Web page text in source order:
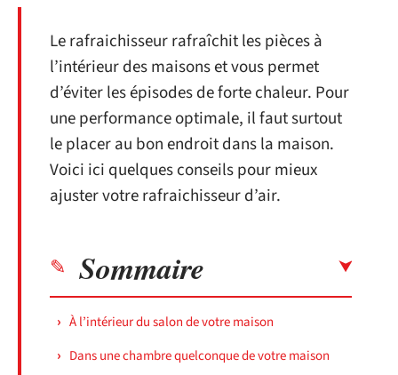
Le rafraichisseur rafraîchit les pièces à
l’intérieur des maisons et vous permet
d’éviter les épisodes de forte chaleur. Pour
une performance optimale, il faut surtout
le placer au bon endroit dans la maison.
Voici ici quelques conseils pour mieux
ajuster votre rafraichisseur d’air.
Sommaire
À l’intérieur du salon de votre maison
Dans une chambre quelconque de votre maison